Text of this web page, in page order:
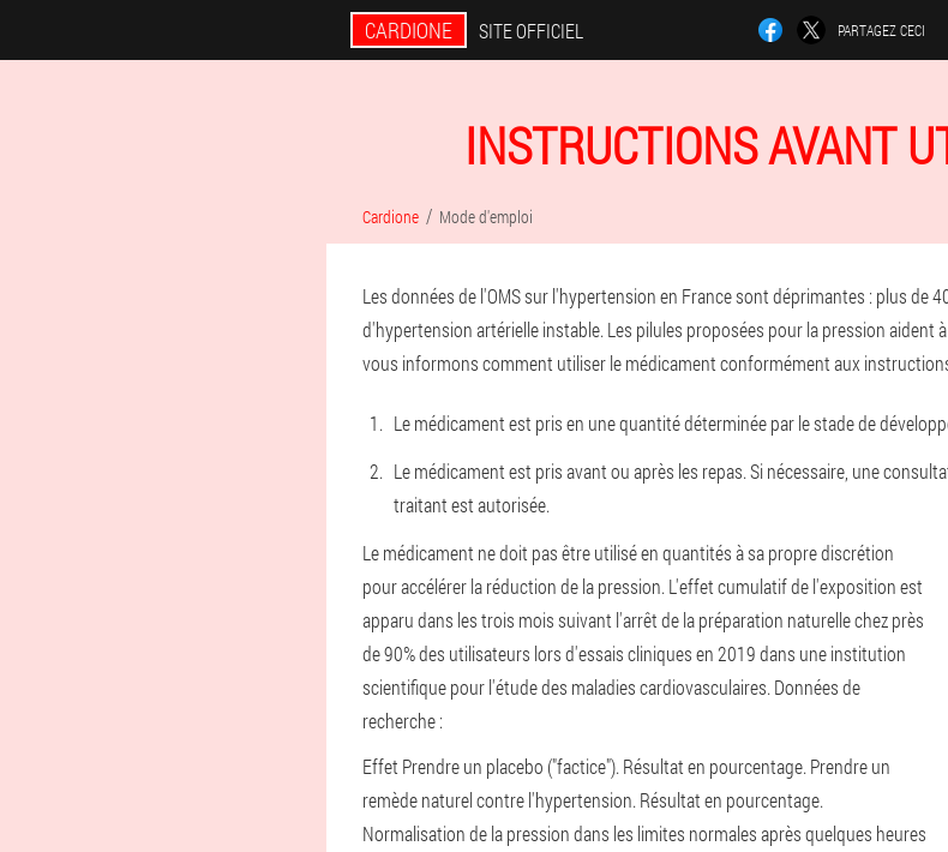
CARDIONE SITE OFFICIEL PARTAGEZ CECI
INSTRUCTIONS AVANT
Cardione Mode d'emploi
Les données de l'OMS sur l'hypertension en France sont déprimantes : plus de
d'hypertension artérielle instable. Les pilules proposées pour la pression aident
vous informons comment utiliser le médicament conformément aux
Le médicament est pris en une quantité déterminée par le stade de
Le médicament est pris avant ou après les repas. Si nécessaire, une
traitant est autorisée.
Le médicament ne doit pas être utilisé en quantités à sa propre discrétion
pour accélérer la réduction de la pression. L'effet cumulatif de l'exposition est
apparu dans les trois mois suivant l'arrêt de la préparation naturelle chez près
de 90% des utilisateurs lors d'essais cliniques en 2019 dans une institution
scientifique pour l'étude des maladies cardiovasculaires. Données de
recherche :
Effet Prendre un placebo ("factice"). Résultat en pourcentage. Prendre un
remède naturel contre l'hypertension. Résultat en pourcentage.
Normalisation de la pression dans les limites normales après quelques heures